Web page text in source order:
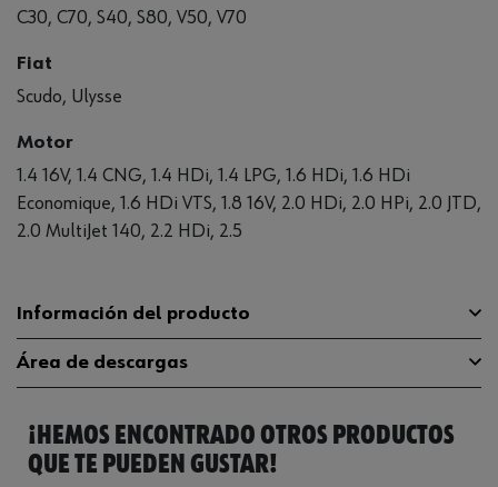
C30, C70, S40, S80, V50, V70
Fiat
Scudo, Ulysse
Motor
1.4 16V, 1.4 CNG, 1.4 HDi, 1.4 LPG, 1.6 HDi, 1.6 HDi
Economique, 1.6 HDi VTS, 1.8 16V, 2.0 HDi, 2.0 HPi, 2.0 JTD,
2.0 MultiJet 140, 2.2 HDi, 2.5
Información del producto
Longitud 395 mm
Anchura 300 mm
Peso del producto (por artículo)
Área de descargas
Catálogo General 1952005480
¡HEMOS ENCONTRADO OTROS PRODUCTOS
QUE TE PUEDEN GUSTAR!